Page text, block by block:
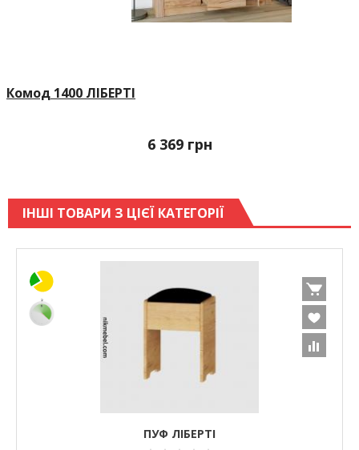
Комод 1400 ЛІБЕРТІ
6 369 грн
ІНШІ ТОВАРИ З ЦІЄЇ КАТЕГОРІЇ
ПУФ ЛІБЕРТІ